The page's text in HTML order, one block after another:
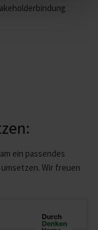
ein passendes
Wir freuen